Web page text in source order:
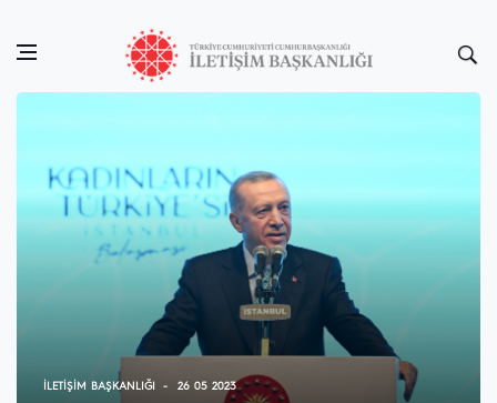
İLETIŞIM BAŞKANLIĞI 26 05 2023